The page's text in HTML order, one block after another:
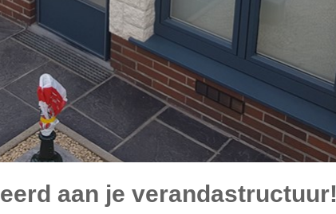
aan je verandastructuur!